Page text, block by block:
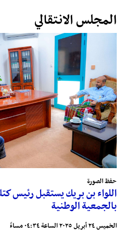
المجلس الانتقالي
حفظ الصورة
اللواء بن بريك يستقبل رئيس
بالجمعية الوطنية
الخميس ٢٤ أبريل ٢٠٢٥ الساعة ٠٤:٣٤ مساءً